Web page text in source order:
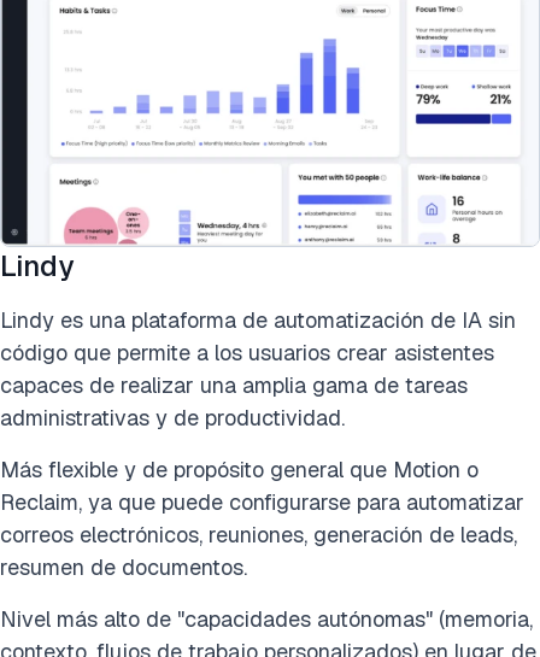
Lindy
Lindy es una plataforma de automatización de IA sin
código que permite a los usuarios crear asistentes
capaces de realizar una amplia gama de tareas
administrativas y de productividad.
Más flexible y de propósito general que Motion o
Reclaim, ya que puede configurarse para automatizar
correos electrónicos, reuniones, generación de leads,
resumen de documentos.
Nivel más alto de "capacidades autónomas" (memoria,